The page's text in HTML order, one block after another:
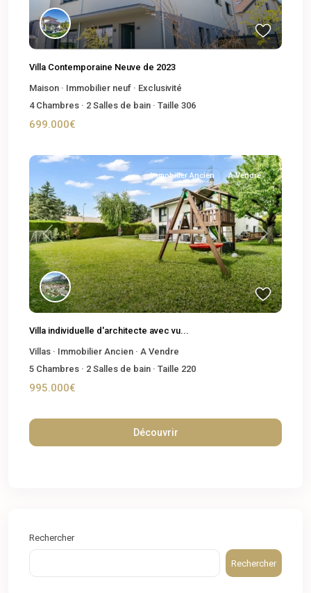
Villa Contemporaine Neuve de 2023
Maison · Immobilier neuf · Exclusivité
4Chambres · 2 Salles de bain · Taille 306
699.000€
Previous Next
Immobilier Ancien A Vendre
Villa individuelle d'architecte avec vu...
Villas · Immobilier Ancien · A Vendre
5 Chambres · 2 Salles de bain · Taille 220
995.000€
Découvrir
Rechercher
Rechercher